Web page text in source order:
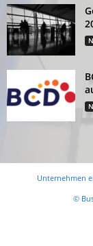
Unternehmen
©